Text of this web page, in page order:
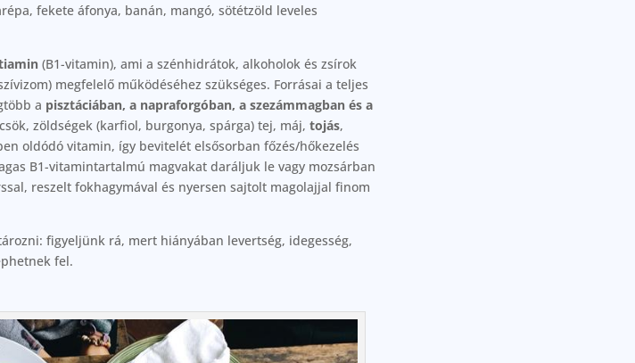
fekete áfonya, banán, mangó, sötétzöld leveles
(B1-vitamin), ami a szénhidrátok, alkoholok és zsírok
megfelelő működéséhez szükséges. Forrásai a teljes
a pisztáciában, a napraforgóban, a szezámmagban és a
zöldségek (karfiol, burgonya, spárga) tej, máj, tojás,
oldódó vitamin, így bevitelét elsősorban főzés/hőkezelés
B1-vitamintartalmú magvakat daráljuk le vagy mozsárban
reszelt fokhagymával és nyersen sajtolt magolajjal finom
figyeljünk rá, mert hiányában levertség, idegesség,
fel.